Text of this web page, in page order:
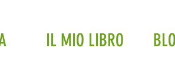
IL MIO LIBRO